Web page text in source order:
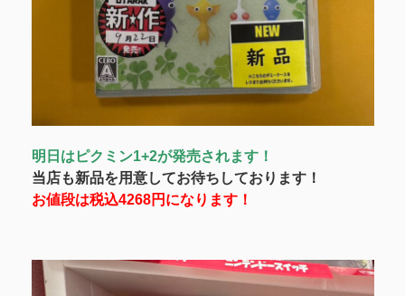
明日はピクミン1+2が発売されます！
当店も新品を用意してお待ちしております！
お値段は税込4268円になります！